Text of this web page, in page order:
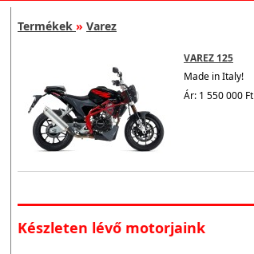
Termékek » Varez
VAREZ 125
Made in Italy!
Ár: 1 550 000 Ft
Készleten lévő motorjaink